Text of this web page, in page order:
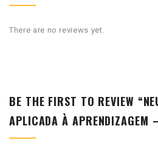
There are no reviews yet.
BE THE FIRST TO REVIEW
APLICADA À APRENDIZAGEM